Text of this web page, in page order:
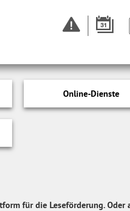
Online-Dienste
für die Leseförderung.